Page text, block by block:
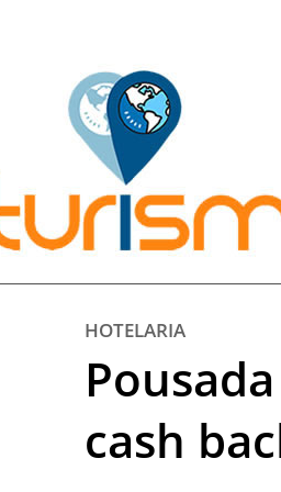
Pesquisar:
HOTELARIA
cash